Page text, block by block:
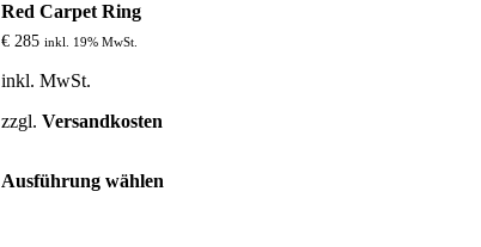
Red Carpet Ring
€285 inkl. 19% MwSt.
inkl. MwSt.
zzgl. Versandkosten
Ausführung wählenProdukt